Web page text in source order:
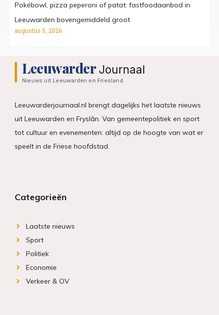
Pokébowl, pizza peperoni of patat: fastfoodaanbod in
Leeuwarden bovengemiddeld groot
augustus 5, 2026
Leeuwarder Journaal
Nieuws uit Leeuwarden en Friesland
Leeuwarderjournaal.nl brengt dagelijks het laatste nieuws
uit Leeuwarden en Fryslân. Van gemeentepolitiek en sport
tot cultuur en evenementen: altijd op de hoogte van wat er
speelt in de Friese hoofdstad.
Categorieën
Laatste nieuws
Sport
Politiek
Economie
Verkeer & OV